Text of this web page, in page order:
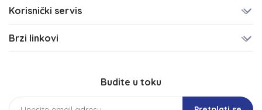
Korisnički servis
Brzi linkovi
Budite u toku